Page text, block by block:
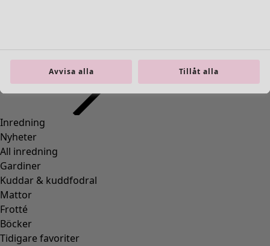
Inredning
Nyheter
All inredning
Gardiner
Kuddar & kuddfodral
Mattor
Frotté
Böcker
Tidigare favoriter
Avvisa alla Tillåt alla